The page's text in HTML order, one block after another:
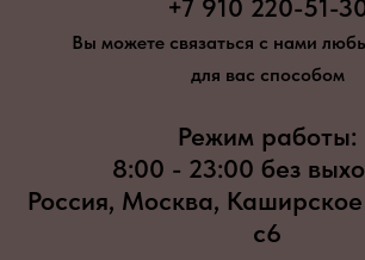
+7 910 220-51-
Вы можете связаться с нами
для вас способом
Режим работы:
8:00 - 23:00 без
Россия, Москва,
с6